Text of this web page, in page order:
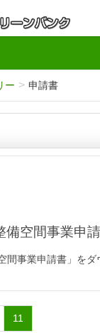
ー 申請書
備空間事業申
間事業申請書」を
11